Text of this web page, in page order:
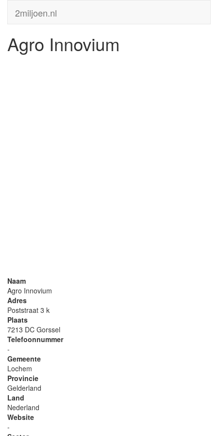
2miljoen.nl
Agro Innovium
Naam
Agro Innovium
Adres
Poststraat 3 k
Plaats
7213 DC Gorssel
Telefoonnummer
-
Gemeente
Lochem
Provincie
Gelderland
Land
Nederland
Website
-